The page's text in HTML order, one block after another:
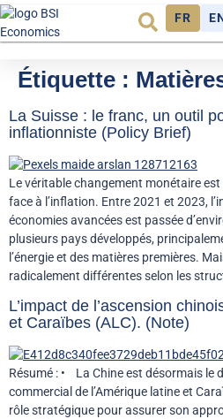
FR
Étiquette :
La Suisse : le franc, un outil
inflationniste (Policy Brief)
Le véritable changement monétaire
face à l’inflation. Entre 2021 et 2023,
économies avancées est passée
plusieurs pays développés,
l’énergie et des matières premières.
radicalement différentes selon les
L’impact de l’ascension
et Caraïbes (ALC). (Note)
Résumé : • La Chine est désormais le
commercial de l’Amérique latine et
rôle stratégique pour assurer son